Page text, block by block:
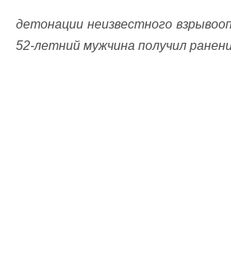
детонации неизвестного
52-летний мужчина получил